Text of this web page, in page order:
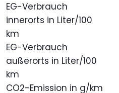
EG-Verbrauch
innerorts in Liter/100
km
EG-Verbrauch
außerorts in Liter/100
km
CO2-Emission in g/km